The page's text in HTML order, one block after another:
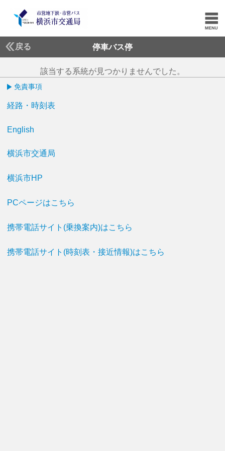
戻る 停車バス停
該当する系統が見つかりませんでした。
免責事項
経路・時刻表
English
横浜市交通局
横浜市HP
PCページはこちら
携帯電話サイト(乗換案内)はこちら
携帯電話サイト(時刻表・接近情報)はこちら